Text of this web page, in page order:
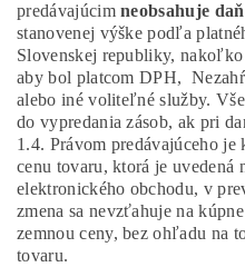
predávajúcimneobsahuje
stanovenej výške podľa
Slovenskej republiky,
aby bol platcom DPH,
alebo iné voliteľné služby.
do vypredania zásob, ak pri
1.4. Právom predávajúceho
cenu tovaru, ktorá je uvedená
elektronického obchodu, v
zmena sa nevzťahuje na
zemnou ceny, bez ohľadu na
tovaru.